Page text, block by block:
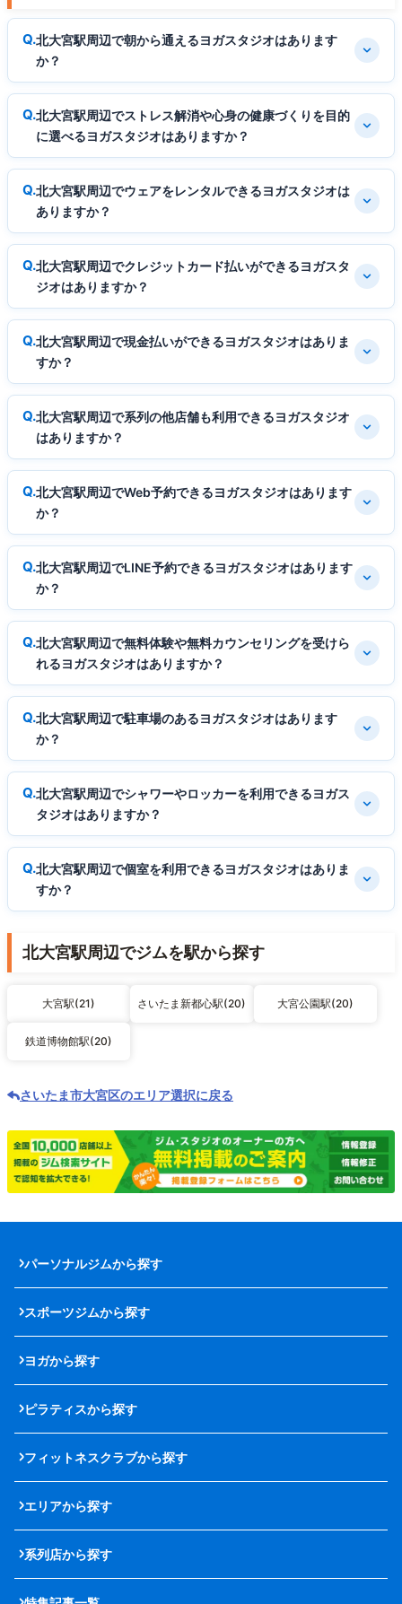
北大宮駅周辺で朝から通えるヨガスタジオはあります
か？
北大宮駅周辺でストレス解消や心身の健康づくりを目的
に選べるヨガスタジオはありますか？
北大宮駅周辺でウェアをレンタルできるヨガスタジオは
ありますか？
北大宮駅周辺でクレジットカード払いができるヨガスタ
ジオはありますか？
北大宮駅周辺で現金払いができるヨガスタジオはありま
すか？
北大宮駅周辺で系列の他店舗も利用できるヨガスタジオ
はありますか？
北大宮駅周辺でWeb予約できるヨガスタジオはあります
か？
北大宮駅周辺でLINE予約できるヨガスタジオはあります
か？
北大宮駅周辺で無料体験や無料カウンセリングを受けら
れるヨガスタジオはありますか？
北大宮駅周辺で駐車場のあるヨガスタジオはあります
か？
北大宮駅周辺でシャワーやロッカーを利用できるヨガス
タジオはありますか？
北大宮駅周辺で個室を利用できるヨガスタジオはありま
すか？
北大宮駅周辺でジムを駅から探す
大宮駅(21) さいたま新都心駅(20) 大宮公園駅(20)
鉄道博物館駅(20)
さいたま市大宮区のエリア選択に戻る
パーソナルジムから探す
スポーツジムから探す
ヨガから探す
ピラティスから探す
フィットネスクラブから探す
エリアから探す
系列店から探す